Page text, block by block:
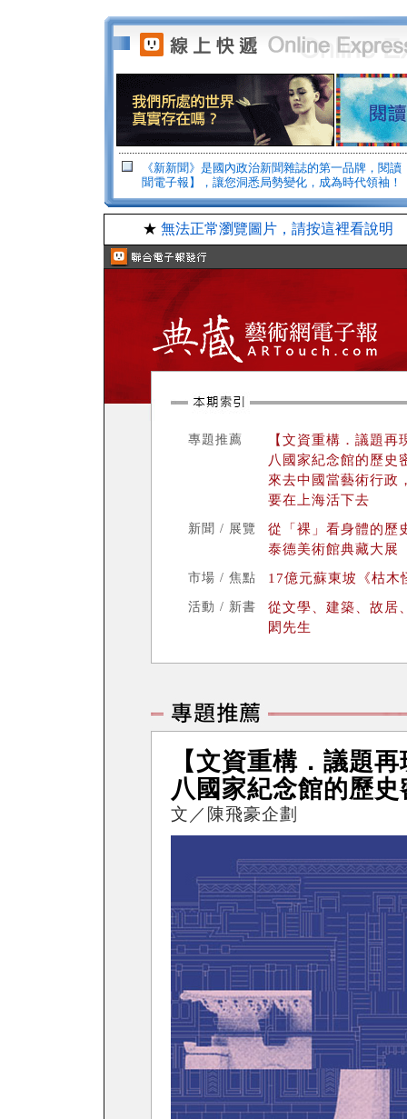
《新新聞》是國內政治新聞雜誌的第一品牌，閱讀
聞電子報】，讓您洞悉局勢變化，成為時代領袖！
★ 無法正常瀏覽圖片，請按這裡看說明
專題推薦
【文資重構．議題
八國家紀念館的歷史
來去中國當藝術行政
要在上海活下去
新聞 / 展覽
從「裸」看身體的歷
泰德美術館典藏大展
市場 / 焦點 17億元蘇東坡《枯木
活動 / 新書
從文學、建築、故居
閎先生
【文資重構．議題
八國家紀念館的歷史
文／陳飛豪企劃